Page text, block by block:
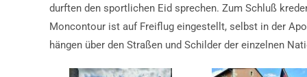
durften den sportlichen Eid sprechen. Zum Schluß
Moncontour ist auf Freiflug eingestellt, selbst in der
hängen über den Straßen und Schilder der einzelnen